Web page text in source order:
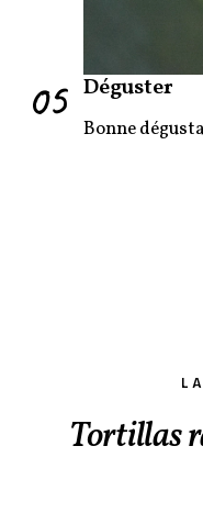
05 Déguster
Bonne
Tortillas